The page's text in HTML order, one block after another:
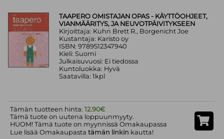
TAAPERO OMISTAJAN OPAS - KÄYTTÖOHJEET,
VIANMÄÄRITYS, JA NEUVOTPÄIVITYKSEEN
Kirjoittaja: Kuhn Brett R., Borgenicht Joe
Kustantaja: Karisto oy
ISBN: 9789512347940
Kieli: Suomi
Julkaisuvuosi: Ei tiedossa
Kuntoluokka: Hyvä
Saatavilla: 1kpl
Tämän tuotteen hinta:12.90€
Tämä tuote on uutena loppuunmyyty.
HUOM! Tämä tuote on myynnissä Omakaupassa
Lue lisää Omakaupastatämän linkin kautta!